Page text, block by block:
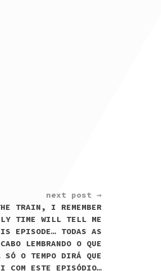
next post →
TRAIN, I REMEMBER
TIME WILL TELL ME
EPISODE… TODAS AS
LEMBRANDO O QUE
SÓ O TEMPO DIRÁ QUE
COM ESTE EPISÓDIO…